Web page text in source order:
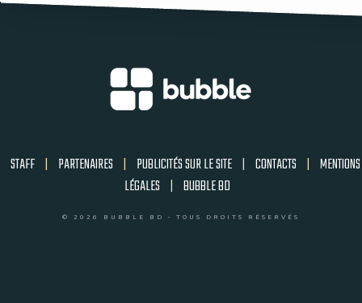
STAFF | PARTENAIRES | PUBLICITÉS SUR LE SITE | CONTACTS | MENTIONS
LÉGALES | BUBBLE BD
© 2026 BUBBLE BD - TOUS DROITS RÉSERVÉS